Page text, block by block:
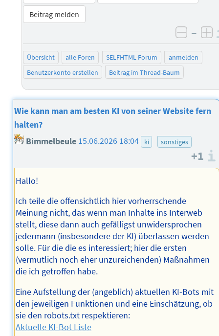
Beitrag melden
–
Übersicht alle Foren SELFHTML-Forum
anmelden
Benutzerkonto erstellen
Beitrag im Thread-Baum
Wie kann man am besten KI von seiner Website fern
halten?
Bimmelbeule 15.06.2026 18:04 ki sonstiges
+1
Hallo!
Ich teile die offensichtlich hier vorherrschende
Meinung nicht, das wenn man Inhalte ins Interweb
stellt, diese dann auch gefälligst unwidersprochen
jedermann (insbesondere der KI) überlassen werden
solle. Für die die es interessiert; hier die ersten
(vermutlich noch eher unzureichenden) Maßnahmen
die ich getroffen habe.
Eine Aufstellung der (angeblich) aktuellen KI-Bots mit
den jeweiligen Funktionen und eine Einschätzung, ob
sie den robots.txt respektieren:
Aktuelle KI-Bot Liste